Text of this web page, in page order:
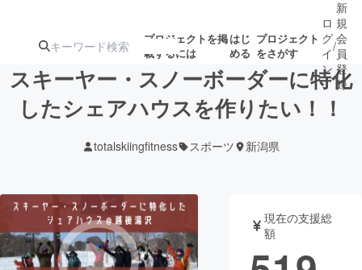
プロジェクトを掲
載するには
はじ
める
プロジェクト
をさがす
ターン
ジェクト
募集終了が近いプ
ロジェクト
アート・写真 音楽
テクノロジー・ガジェット ゲーム・サ
ロ
グ
イ
ン
/
新
規
会
員
登
録
スキーヤー・スノーボーダーに特化
したシェアハウスを作りたい！！
totalskiingfitness スポーツ 新潟県
現在の支援総
額